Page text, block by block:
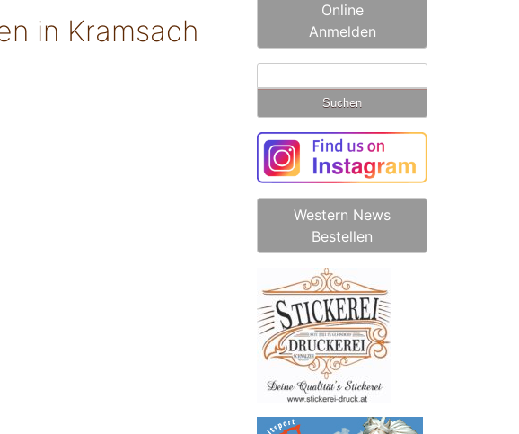
in Kramsach
Online
Anmelden
nach:
Western News
Bestellen